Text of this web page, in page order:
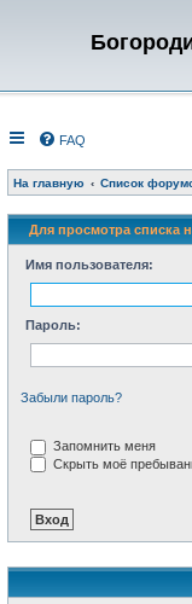
FAQ
На главную Список
Для просмотра списка
Имя пользователя:
Пароль:
Забыли пароль?
Запомнить меня
Скрыть моё